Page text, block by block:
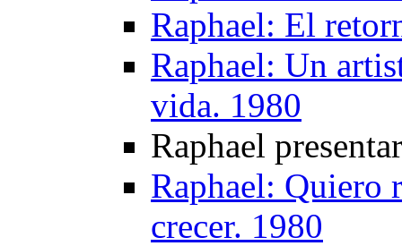
Raphael: El
Raphael: Un
vida. 1980
Raphael
Raphael: Quiero
crecer. 1980